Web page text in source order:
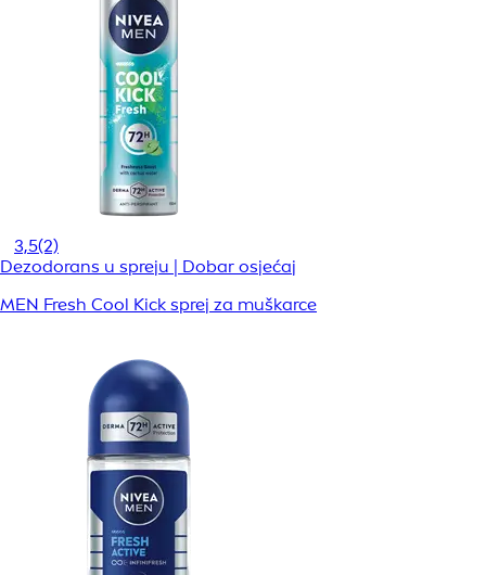
3,5(2)
Dezodorans u spreju | Dobar osjećaj
MEN Fresh Cool Kick sprej za muškarce